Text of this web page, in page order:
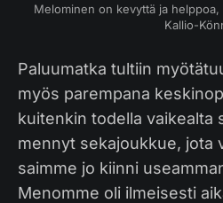
Melominen on kevyttä ja
Kallio-
Paluumatka tultiin
myös parempana
kuitenkin todella vaikealta
mennyt sekajoukkue, jota
saimme jo kiinni
Menomme oli ilmeisesti